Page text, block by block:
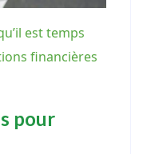
est temps
financières
pour